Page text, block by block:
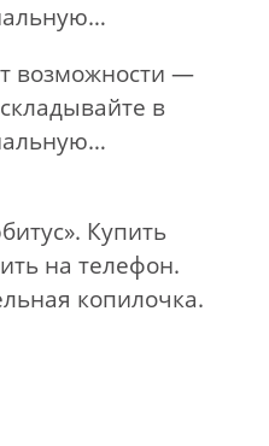
возможности —
в
Купить
на телефон.
копилочка.